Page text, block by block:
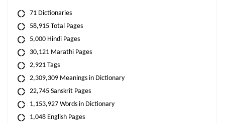
71 Dictionaries
58,915 Total Pages
5,000 Hindi Pages
30,121 Marathi Pages
2,921 Tags
2,309,309 Meanings in Dictionary
22,745 Sanskrit Pages
1,153,927 Words in Dictionary
1,048 English Pages